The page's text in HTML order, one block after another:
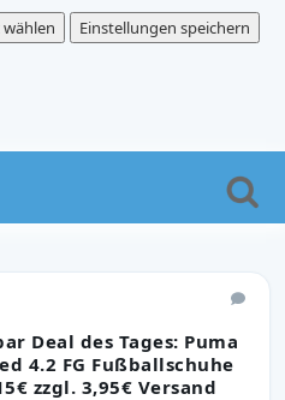
wählen
Einstellungen speichern
Deal des Tages: Puma
4.2 FG Fußballschuhe
zzgl. 3,95€ Versand